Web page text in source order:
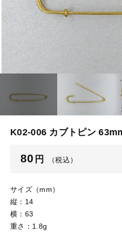
K02-006 カブトピン
80 円 （税込）
サイズ（mm）
縦：14
横：63
重さ：1.8g
カートを
【メッキ付】 製品
【メッキ付】 ブローチ台
【はめこみパーツ】 銅板
【はめこみパーツ】 アル
【はめこみパーツ】 アミ
【表金具】 浅皿
【表金具】 透かしパーツ
【表金具】 平板
【表金具】 プレート
【はめこみパ
【はめこみパー
【はめこみパ
【表金具】
【表金具
【表金具】
価格帯
在庫あり セ